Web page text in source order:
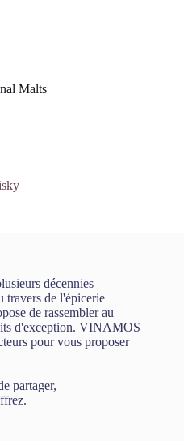
Malts
décennies
travers de l'épicerie
de rassembler au
d'exception. VINAMOS
pour vous proposer
partager,